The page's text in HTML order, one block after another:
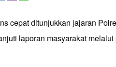
cepat ditunjukkan jajaran
laporan masyarakat melalui